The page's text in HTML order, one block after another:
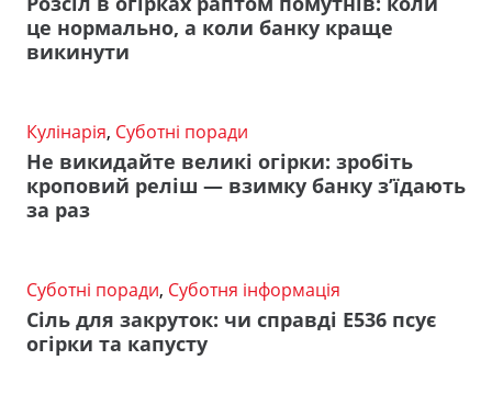
це нормально, а коли банку краще
викинути
Кулінарія, Суботні поради
Не викидайте великі огірки: зробіть
кроповий реліш — взимку банку з’їдають
за раз
Суботні поради, Суботня інформація
Сіль для закруток: чи справді Е536 псує
огірки та капусту